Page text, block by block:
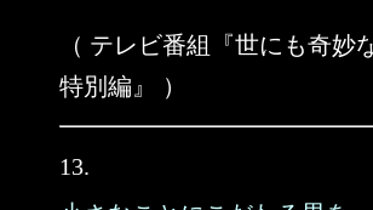
（ テレビ番組『世にも奇妙
特別編』 ）
13.